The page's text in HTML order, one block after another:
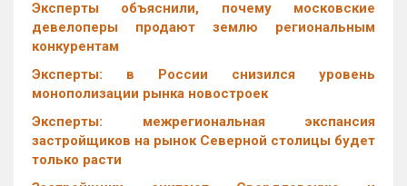
Эксперты объяснили, почему московские
девелоперы продают землю региональным
конкурентам
Эксперты: в России снизился уровень
монополизации рынка новостроек
Эксперты: межрегиональная экспансия
застройщиков на рынок Северной столицы будет
только расти